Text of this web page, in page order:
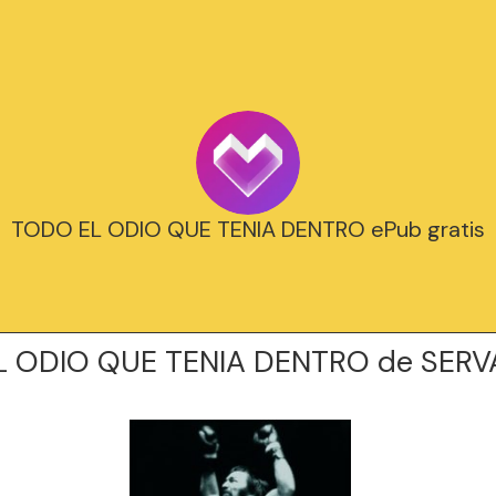
TODO EL ODIO QUE TENIA DENTRO ePub gratis
ODIO QUE TENIA DENTRO de